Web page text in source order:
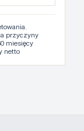
przyczyny
miesięcy
netto